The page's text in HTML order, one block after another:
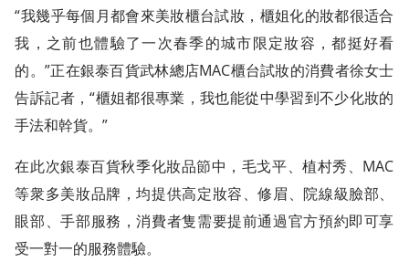
“我幾乎每個月都會來美妝櫃台試妝，櫃姐化的妝都很适合
我，之前也體驗了一次春季的城市限定妝容，都挺好看
的。”正在銀泰百貨武林總店MAC櫃台試妝的消費者徐女士
告訴記者，“櫃姐都很專業，我也能從中學習到不少化妝的
手法和幹貨。”
在此次銀泰百貨秋季化妝品節中，毛戈平、植村秀、MAC
等衆多美妝品牌，均提供高定妝容、修眉、院線級臉部、
眼部、手部服務，消費者隻需要提前通過官方預約即可享
受一對一的服務體驗。